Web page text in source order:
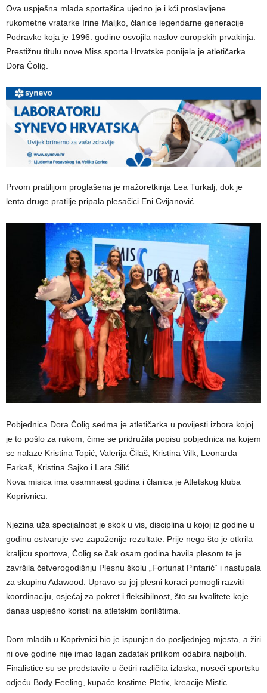
Ova uspješna mlada sportašica ujedno je i kći proslavljene
rukometne vratarke Irine Maljko, članice legendarne generacije
Podravke koja je 1996. godine osvojila naslov europskih prvakinja.
​Prestižnu titulu nove Miss sporta Hrvatske ponijela je atletičarka
Dora Čolig.
Prvom pratilijom proglašena je mažoretkinja Lea Turkalj, dok je
lenta druge pratilje pripala plesačici Eni Cvijanović.
Pobjednica Dora Čolig sedma je atletičarka u povijesti izbora kojoj
je to pošlo za rukom, čime se pridružila popisu pobjednica na kojem
se nalaze Kristina Topić, Valerija Čilaš, Kristina Vilk, Leonarda
Farkaš, Kristina Sajko i Lara Silić.
​Nova misica ima osamnaest godina i članica je Atletskog kluba
Koprivnica.
Njezina uža specijalnost je skok u vis, disciplina u kojoj iz godine u
godinu ostvaruje sve zapaženije rezultate. Prije nego što je otkrila
kraljicu sportova, Čolig se čak osam godina bavila plesom te je
završila četverogodišnju Plesnu školu „Fortunat Pintarić“ i nastupala
za skupinu Adawood. Upravo su joj plesni koraci pomogli razviti
koordinaciju, osjećaj za pokret i fleksibilnost, što su kvalitete koje
danas uspješno koristi na atletskim borilištima.
​Dom mladih u Koprivnici bio je ispunjen do posljednjeg mjesta, a žiri
ni ove godine nije imao lagan zadatak prilikom odabira najboljih.
Finalistice su se predstavile u četiri različita izlaska, noseći sportsku
odjeću Body Feeling, kupaće kostime Pletix, kreacije Mistic